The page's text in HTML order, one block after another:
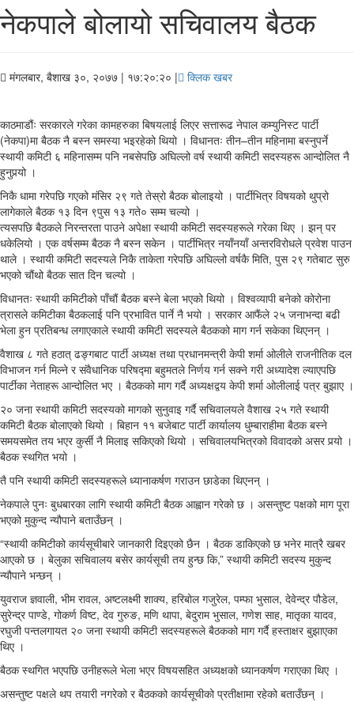
नेकपाले बोलायो सचिवालय बैठक
मंगलबार, बैशाख ३०, २०७७ | १७:२०:२० | क्लिक खबर
काठमाडौंः सरकारले गरेका कामहरुका बिषयलाई लिएर सत्तारूढ नेपाल कम्युनिस्ट पार्टी
(नेकपा)मा बैठक नै बस्न समस्या भइरहेको थियो । विधानतः तीन–तीन महिनामा बस्नुपर्ने
स्थायी कमिटी ६ महिनासम्म पनि नबसेपछि अघिल्लो वर्ष स्थायी कमिटी सदस्यहरू आन्दोलित नै
हुनुपर्‍यो ।
निकै धामा गरेपछि गएको मंसिर २९ गते तेस्रो बैठक बोलाइयो । पार्टीभित्र विषयको थुप्रो
लागेकाले बैठक १३ दिन ९पुस १३ गते० सम्म चल्यो ।
त्यसपछि बैठकले निरन्तरता पाउने अपेक्षा स्थायी कमिटी सदस्यहरूले गरेका थिए । झन् पर
धकेलियो । एक वर्षसम्म बैठक नै बस्न सकेन । पार्टीभित्र नयाँनयाँ अन्तरविरोधले प्रवेश पाउन
थाले । स्थायी कमिटी सदस्यले निकै ताकेता गरेपछि अघिल्लो वर्षकै मिति, पुस २९ गतेबाट सुरु
भएको चौंथो बैठक सात दिन चल्यो ।
विधानतः स्थायी कमिटीको पाँचौं बैठक बस्ने बेला भएको थियो । विश्वव्यापी बनेको कोरोना
त्रासले कमिटीका बैठकलाई पनि प्रभावित पार्ने नै भयो । सरकार आफैंले २५ जनाभन्दा बढी
भेला हुन प्रतिबन्ध लगाएकाले स्थायी कमिटी सदस्यले बैठकको माग गर्न सकेका थिएनन् ।
वैशाख ८ गते हठात् ढङ्गबाट पार्टी अध्यक्ष तथा प्रधानमन्त्री केपी शर्मा ओलीले राजनीतिक दल
विभाजन गर्न मिल्ने र संवैधानिक परिषद्‍मा बहुमतले निर्णय गर्न सक्ने गरी अध्यादेश ल्याएपछि
पार्टीका नेताहरू आन्दोलित भए । बैठकको माग गर्दै अध्यक्षद्वय केपी शर्मा ओलीलाई पत्र बुझाए ।
२० जना स्थायी कमिटी सदस्यको मागको सुनुवाइ गर्दै सचिवालयले वैशाख २५ गते स्थायी
कमिटी बैठक बोलाएको थियो । बिहान ११ बजेबाट पार्टी कार्यालय धुम्बाराहीमा बैठक बस्ने
समयसमेत तय भएर कुर्सी नै मिलाइ सकिएको थियो । सचिवालयभित्रको विवादको असर पर्‍यो ।
बैठक स्थगित भयो ।
तै पनि स्थायी कमिटी सदस्यहरूले ध्यानाकर्षण गराउन छाडेका थिएनन् ।
नेकपाले पुनः बुधबारका लागि स्थायी कमिटी बैठक आह्वान गरेको छ । असन्तुष्ट पक्षको माग पूरा
भएको मुकुन्द न्यौपाने बताउँछन् ।
“स्थायी कमिटीको कार्यसूचीबारे जानकारी दिइएको छैन । बैठक डाकिएको छ भनेर मात्रै खबर
आएको छ । बेलुका सचिवालय बसेर कार्यसूची तय हुन्छ कि,” स्थायी कमिटी सदस्य मुकुन्द
न्यौपाने भन्छन् ।
युवराज ज्ञवाली, भीम रावल, अष्टलक्ष्मी शाक्य, हरिबोल गजुरेल, पम्फा भुसाल, देवेन्द्र पौडेल,
सुरेन्द्र पाण्डे, गोकर्ण विष्ट, देव गुरुङ, मणि थापा, बेदुराम भुसाल, गणेश साह, मातृका यादव,
रघुजी पन्तलगायत २० जना स्थायी कमिटी सदस्यहरूले बैठकको माग गर्दै हस्ताक्षर बुझाएका
थिए ।
बैठक स्थगित भएपछि उनीहरूले भेला भएर विषयसहित अध्यक्षको ध्यानकर्षण गराएका थिए ।
असन्तुष्ट पक्षले थप तयारी नगरेको र बैठकको कार्यसूचीको प्रतीक्षामा रहेको बताउँछन् ।